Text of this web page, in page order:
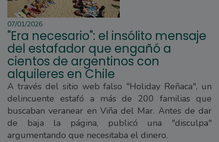
07/01/2026
"Era necesario": el insólito mensaje
del estafador que engañó a
cientos de argentinos con
alquileres en Chile
A través del sitio web falso "Holiday Reñaca", un
delincuente estafó a más de 200 familias que
buscaban veranear en Viña del Mar. Antes de dar
de baja la página, publicó una "disculpa"
argumentando que necesitaba el dinero.